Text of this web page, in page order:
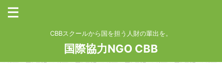
CBBスクールから国を担う人財の輩出を。
国際協力NGO CBB